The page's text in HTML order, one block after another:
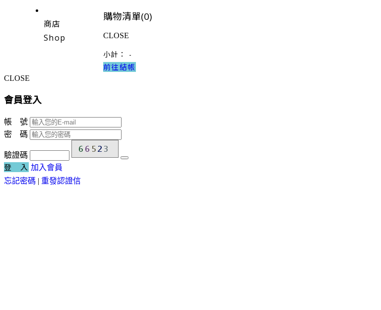
商店
Shop
購物清單(0)
CLOSE
小計： -
前往結帳
CLOSE
會員登入
帳 號
密 碼
驗證碼
登 入 加入會員
忘記密碼 | 重發認證信